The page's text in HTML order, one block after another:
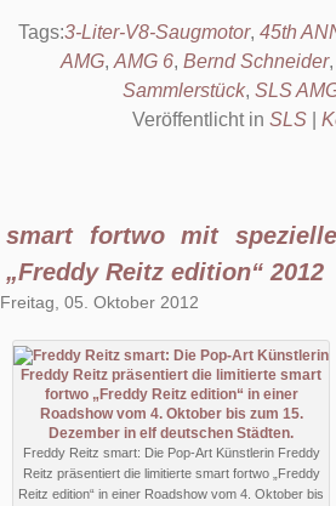
Tags:3-Liter-V8-Saugmotor, 45th
AMG, AMG 6, Bernd Schneider
Sammlerstück, SLS
Veröffentlicht in SLS
smart fortwo mit
„Freddy Reitz edition“ 2012
Freitag, 05. Oktober 2012
Freddy Reitz smart: Die Pop-Art Künstlerin Freddy
Reitz präsentiert die limitierte smart fortwo „Freddy
Reitz edition“ in einer Roadshow vom 4. Oktober bis